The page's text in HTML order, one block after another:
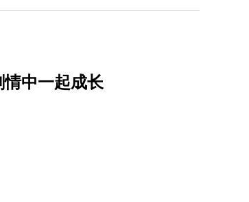
中一起成长